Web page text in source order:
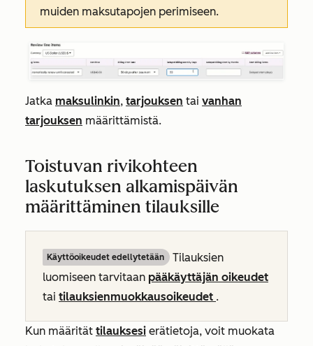
muiden maksutapojen perimiseen.
Jatka maksulinkin, tarjouksen tai vanhan
tarjouksen määrittämistä.
Toistuvan rivikohteen
laskutuksen alkamispäivän
määrittäminen tilauksille
Käyttöoikeudet edellytetään
Tilauksien
luomiseen tarvitaan pääkäyttäjän oikeudet
tai tilauksienmuokkausoikeudet .
Kun määrität tilauksesi erätietoja, voit muokata